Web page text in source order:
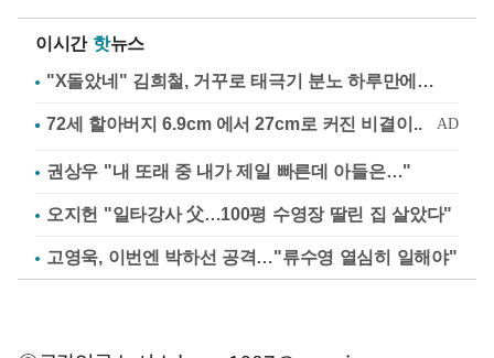
이시간 핫뉴스
"X돌았네" 김희철, 거꾸로 태극기 분노 하루만에…
권상우 "내 또래 중 내가 제일 빠른데 아들은…"
오지헌 "일타강사 父…100평 수영장 딸린 집 살았다"
고영욱, 이번엔 박하선 공격…"류수영 열심히 일해야"